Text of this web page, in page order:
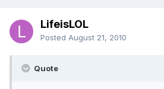
LifeisLOL
Posted August 21, 2010
Quote